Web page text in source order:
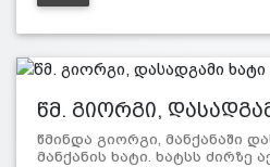
წმ. გიორგი,
წმინდა გიორგი, მანქანაში
მანქანის ხატი. ხატსს ძირზე